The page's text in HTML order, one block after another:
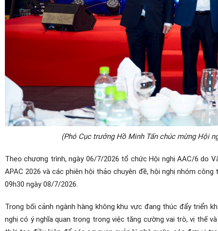
(Phó Cục trưởng Hồ Minh Tấn chúc mừng Hội
Theo chương trình, ngày 06/7/2026 tổ chức Hội nghị AAC/6 do
APAC 2026 và các phiên hội thảo chuyên đề, hội nghị nhóm
09h30 ngày 08/7/2026.
Trong bối cảnh ngành hàng không khu vực đang thúc đẩy triển
nghị có ý nghĩa quan trọng trong việc tăng cường vai trò, vị thế